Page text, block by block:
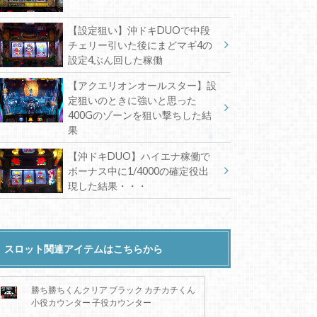
【設定狙い】沖ドキDUOで中段
チェリー引いた後にまどマギ4の
設定4ぶん回した稼働
【アクエリオンオールスター】設
定狙いのときに強いと思った
400Gのゾーンを狙い撃ちした結
果
【沖ドキDUO】ハイエナ稼働で
ボーナス中に1/4000の確定役出
現した結果・・・
スロット関連アイテムはこちらから
勝ち勝ちくんクリア ブラック カチカチくん
小役カウンター 子役カウンター